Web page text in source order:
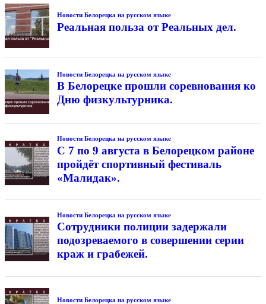
Новости Белорецка на русском языке
Реальная польза от Реальных дел.
Новости Белорецка на русском языке
В Белорецке прошли соревнования ко
Дню физкультурника.
Новости Белорецка на русском языке
С 7 по 9 августа в Белорецком районе
пройдёт спортивный фестиваль
«Малидак».
Новости Белорецка на русском языке
Сотрудники полиции задержали
подозреваемого в совершении серии
краж и грабежей.
Новости Белорецка на русском языке